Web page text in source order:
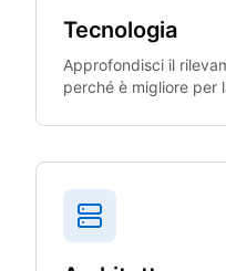
Tecnologia
Approfondisci il
perché è migliore per